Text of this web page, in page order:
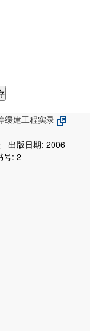
缓建工程实录
出版日期: 2006
号: 2